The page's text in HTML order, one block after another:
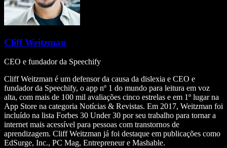
Cliff Weitzman
CEO e fundador da Speechify
Cliff Weitzman é um defensor da causa da dislexia e CEO e
fundador da Speechify, o app nº 1 do mundo para leitura em voz
alta, com mais de 100 mil avaliações cinco estrelas e em 1º lugar na
App Store na categoria Notícias & Revistas. Em 2017, Weitzman foi
incluído na lista Forbes 30 Under 30 por seu trabalho para tornar a
internet mais acessível para pessoas com transtornos de
aprendizagem. Cliff Weitzman já foi destaque em publicações como
EdSurge, Inc., PC Mag, Entrepreneur e Mashable.